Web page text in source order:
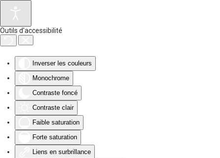
Outils d'accessibilité
Inverser les couleurs
Monochrome
Contraste foncé
Contraste clair
Faible saturation
Forte saturation
Liens en surbrillance
Accéder au contenu principal